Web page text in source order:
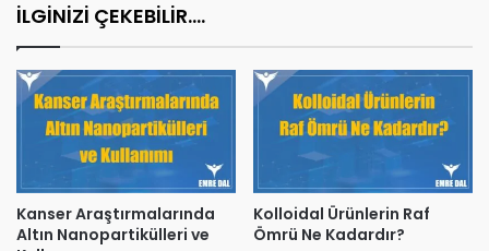
İLGİNİZİ ÇEKEBİLİR....
Kanser Araştırmalarında
Altın Nanopartikülleri ve
Kolloidal Ürünlerin Raf
Ömrü Ne Kadardır?